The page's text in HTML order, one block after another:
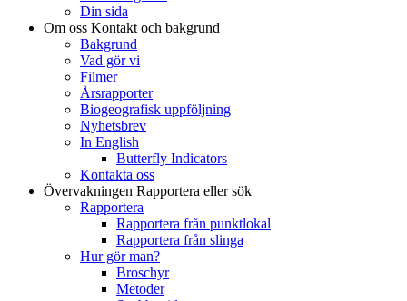
Din sida
Om oss Kontakt och bakgrund
Bakgrund
Vad gör vi
Filmer
Årsrapporter
Biogeografisk uppföljning
Nyhetsbrev
In English
Butterfly Indicators
Kontakta oss
Övervakningen Rapportera eller sök
Rapportera
Rapportera från punktlokal
Rapportera från slinga
Hur gör man?
Broschyr
Metoder